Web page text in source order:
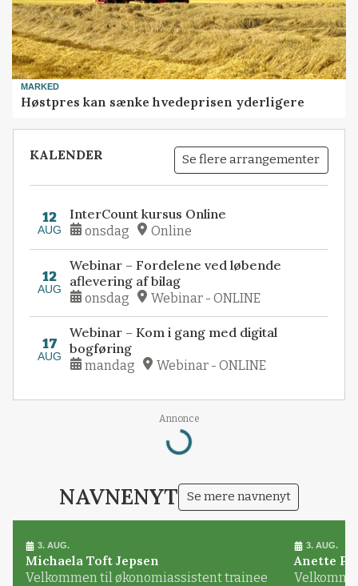
MARKED
Høstpres kan sænke hvedeprisen yderligere
KALENDER Se flere arrangementer
12
AUG
InterCount kursus Online
onsdag Online
12
AUG
Webinar – Fordelene ved løbende
aflevering af bilag
onsdag Webinar - ONLINE
17
AUG
Webinar – Kom i gang med digital
bogføring
mandag Webinar - ONLINE
Annonce
Loading...
NAVNENYT Se mere navnenyt
3. AUG.
Michaela Toft Jepsen
Velkommen til økonomiassistent trainee
3. AUG.
Anette